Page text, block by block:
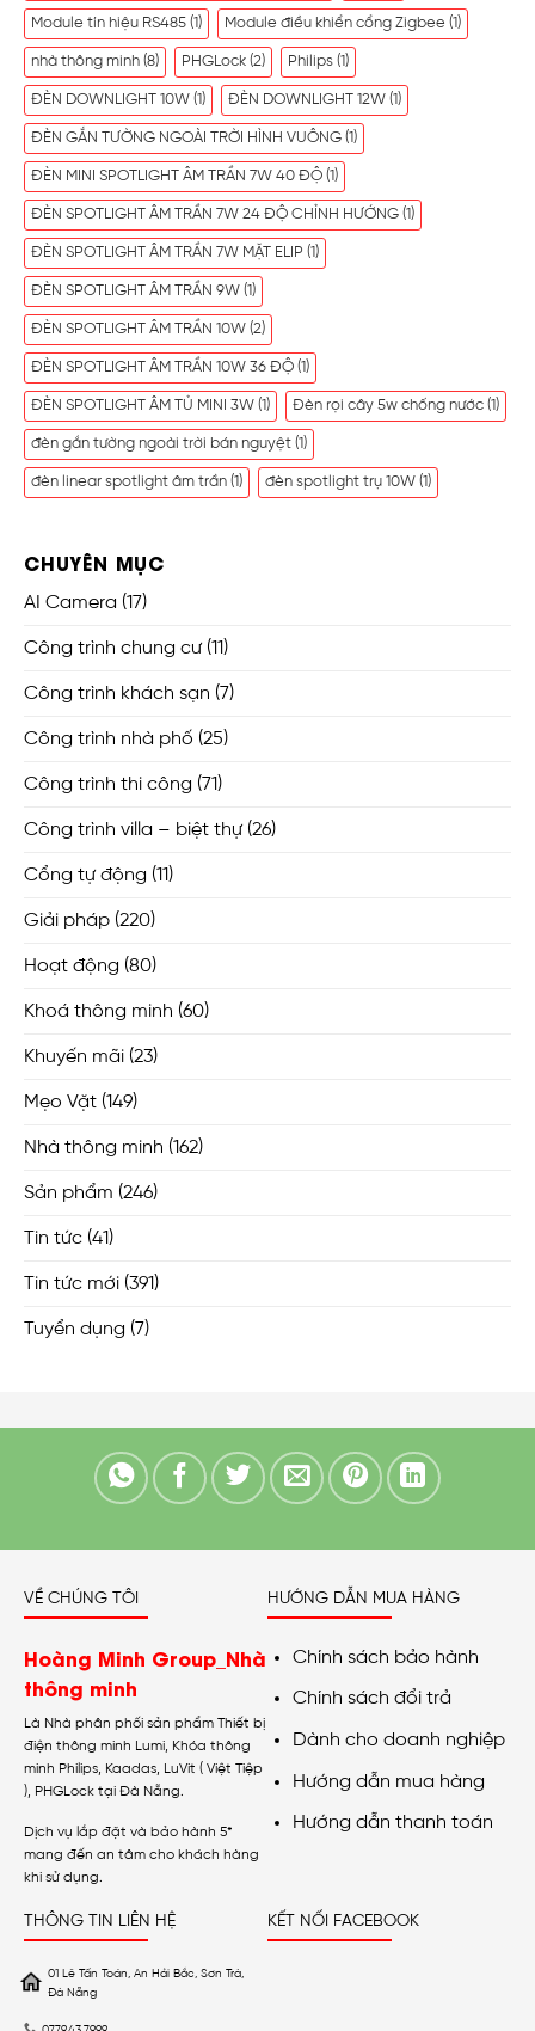
Module tín hiệu RS485 (1) Module điều khiển cổng Zigbee (1)
nhà thông minh (8) PHGLock (2) Philips (1)
ĐÈN DOWNLIGHT 10W (1) ĐÈN DOWNLIGHT 12W (1)
ĐÈN GẮN TƯỜNG NGOÀI TRỜI HÌNH VUÔNG (1)
ĐÈN MINI SPOTLIGHT ÂM TRẦN 7W 40 ĐỘ (1)
ĐÈN SPOTLIGHT ÂM TRẦN 7W 24 ĐỘ CHỈNH HƯỚNG (1)
ĐÈN SPOTLIGHT ÂM TRẦN 7W MẶT ELIP (1)
ĐÈN SPOTLIGHT ÂM TRẦN 9W (1)
ĐÈN SPOTLIGHT ÂM TRẦN 10W (2)
ĐÈN SPOTLIGHT ÂM TRẦN 10W 36 ĐỘ (1)
ĐÈN SPOTLIGHT ÂM TỦ MINI 3W (1) Đèn rọi cây 5w chống nước (1)
đèn gắn tường ngoài trời bán nguyệt (1)
đèn linear spotlight âm trần (1) đèn spotlight trụ 10W (1)
CHUYÊN MỤC
AI Camera (17)
Công trình chung cư(11)
Công trình khách sạn (7)
Công trình nhà phố (25)
Công trình thi công (71)
Công trình villa – biệt thự(26)
Cổng tự động (11)
Giải pháp (220)
Hoạt động (80)
Khoá thông minh (60)
Khuyến mãi (23)
Mẹo Vặt (149)
Nhà thông minh (162)
Sản phẩm (246)
Tin tức (41)
Tin tức mới (391)
Tuyển dụng (7)
VỀ CHÚNG TÔI
Hoàng Minh Group_Nhà
thông minh
Là Nhà phân phối sản phẩm Thiết bị
điện thông minh Lumi, Khóa thông
minh Philips, Kaadas, LuVit ( Việt Tiệp
), PHGLock tại Đà Nẵng.
Dịch vụ lắp đặt và bảo hành 5*
mang đến an tâm cho khách hàng
khi sử dụng.
HƯỚNG DẪN MUA HÀNG
Chính sách bảo hành
Chính sách đổi trả
Dành cho doanh nghiệp
Hướng dẫn mua hàng
Hướng dẫn thanh toán
THÔNG TIN LIÊN HỆ
01 Lê Tấn Toán, An Hải Bắc, Sơn Trà,
Đà Nẵng
KẾT NỐI FACEBOOK